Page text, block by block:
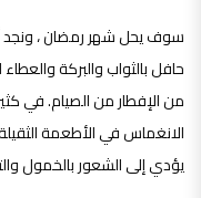
سوف يحل شهر رمضان ، ونجد
حافل بالثواب والبركة
من الإفطار من الصيام. في
الانغماس في الأطعمة
يؤدي إلى الشعور بالخمول